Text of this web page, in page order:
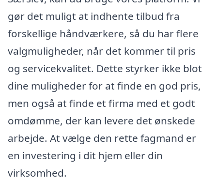
gør det muligt at indhente tilbud fra
forskellige håndværkere, så du har flere
valgmuligheder, når det kommer til pris
og servicekvalitet. Dette styrker ikke blot
dine muligheder for at finde en god pris,
men også at finde et firma med et godt
omdømme, der kan levere det ønskede
arbejde. At vælge den rette fagmand er
en investering i dit hjem eller din
virksomhed.